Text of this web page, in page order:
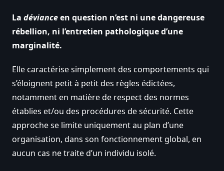
La dévianceen question n’est ni une dangereuse
rébellion, ni l’entretien pathologique d’une
marginalité.
Elle caractérise simplement des comportements qui
s’éloignent petit à petit des règles édictées,
notamment en matière de respect des normes
établies et/ou des procédures de sécurité. Cette
approche se limite uniquement au plan d’une
organisation, dans son fonctionnement global, en
aucun cas ne traite d’un individu isolé.